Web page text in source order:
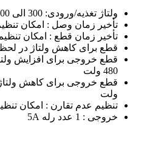
ولتاژ تغذیه/ورودی: 300 الی 500 ولت سه فاز
تأخیر زمان وصل : امکان تنظیم از 0 تا 10
تأخیر زمان قطع : امکان تنظیم از 0 تا 10
قطع برای کاهش ولتاژ در لحظه
480 ولت
ولت
تنظیم عدم تقارن : امکان تنظیم بین 5 الی
خروجی : 1 عدد رله 5A